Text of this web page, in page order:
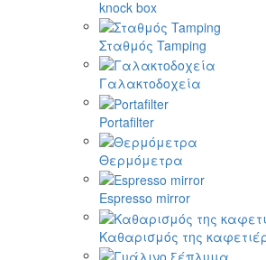
knock box
Σταθμός Tamping
Γαλακτοδοχεία
Portafilter
Θερμόμετρα
Espresso mirror
Καθαρισμός της